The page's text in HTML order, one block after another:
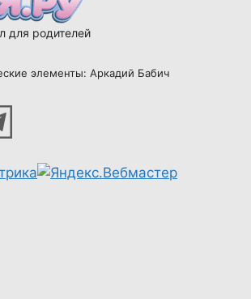
для родителей
элементы: Аркадий Бабич